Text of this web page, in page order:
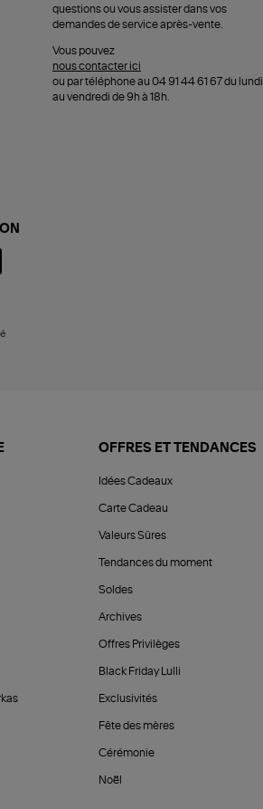
questions ou vous assister dans vos
demandes de service après-vente.
Vous pouvez
nous contacter ici
ou par téléphone au 04 91 44 61 67 du lundi
au vendredi de 9h à 18h.
OFFRES ET TENDANCES
Idées Cadeaux
Carte Cadeau
Valeurs Sûres
Tendances du moment
Soldes
Archives
Offres Privilèges
Black Friday Lulli
Exclusivités
Fête des mères
Cérémonie
Noël